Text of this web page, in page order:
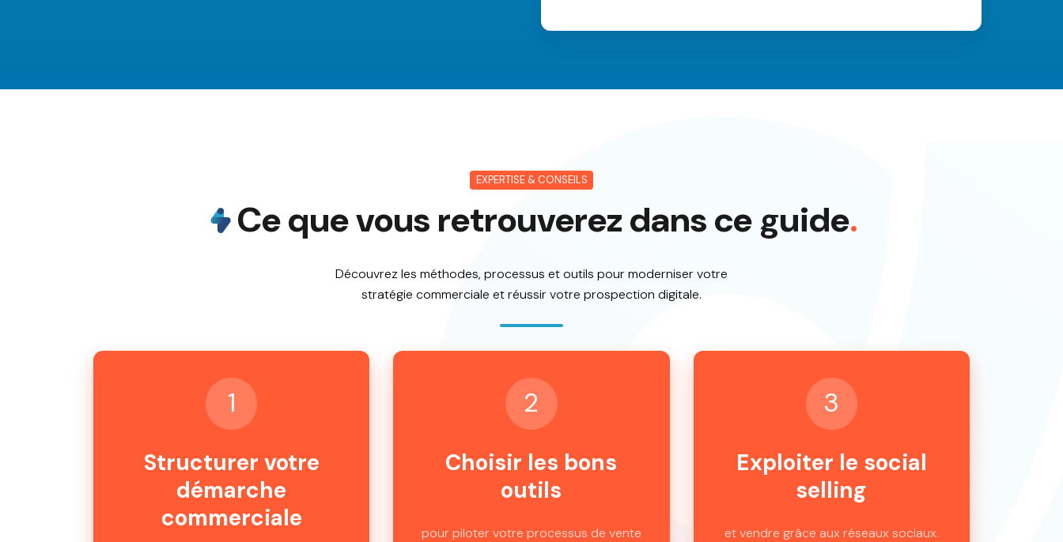
EXPERTISE & CONSEILS
Ce que vous retrouverez dans ce guide.
Découvrez les méthodes, processus et outils pour moderniser votre
stratégie commerciale et réussir votre prospection digitale.
1
Structurer votre
démarche
commerciale
2
Choisir les bons
outils
pour piloter votre processus de vente
3
Exploiter le social
selling
et vendre grâce aux réseaux sociaux.